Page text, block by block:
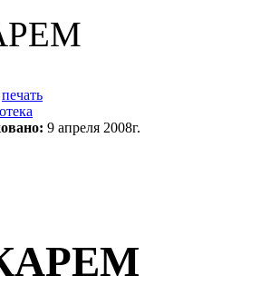
печать
9 апреля 2008г.